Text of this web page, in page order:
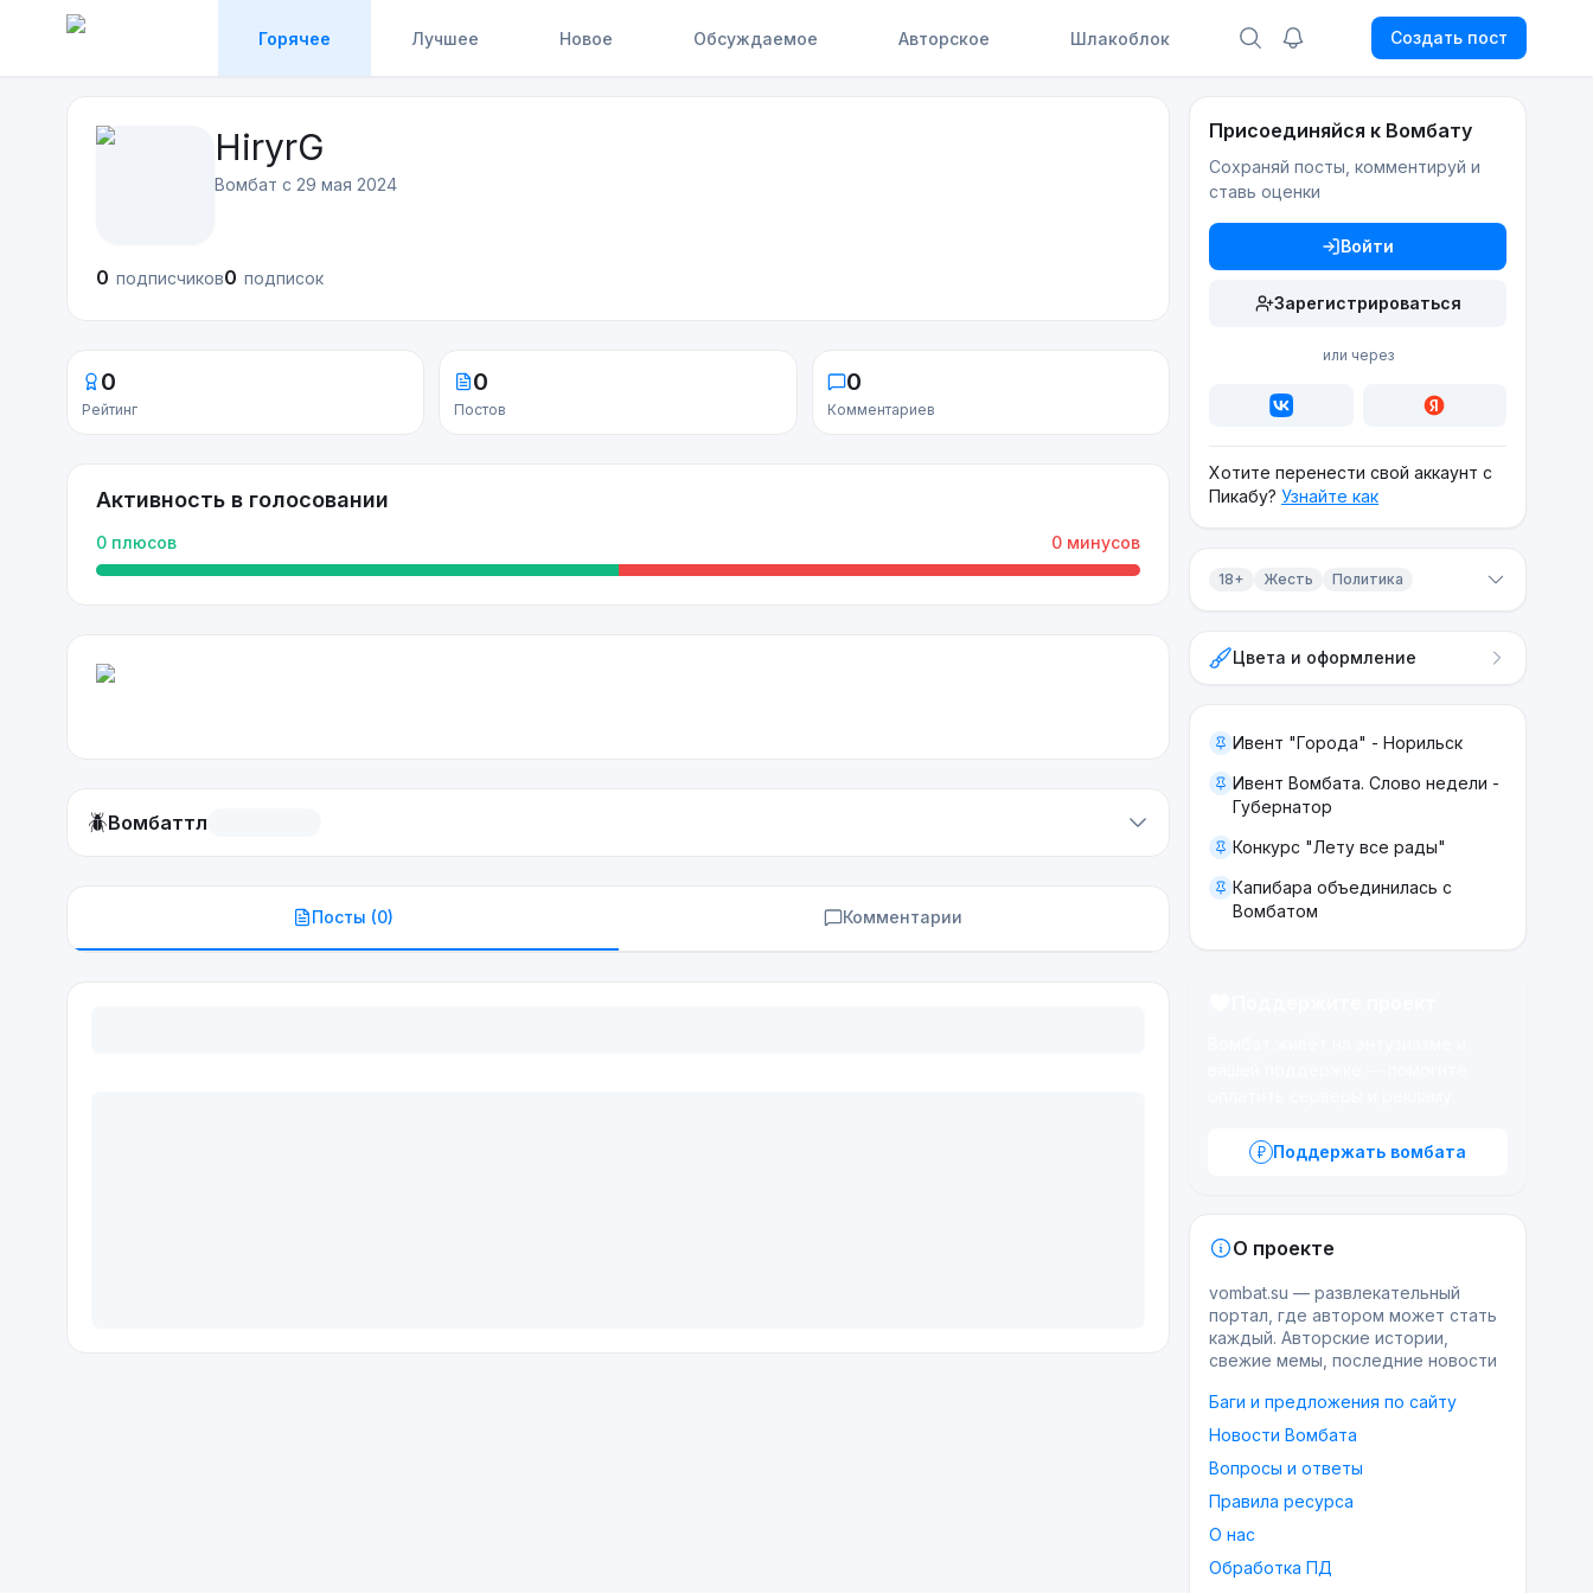
Горячее Лучшее Новое Обсуждаемое Авторское Шлакоблок Создать пост
HiryrG
Вомбат с 29 мая 2024
0 подписчиков0 подписок
0
Рейтинг
0
Постов
0
Комментариев
Активность в голосовании
0 плюсов 0 минусов
🪲Вомбаттл
Посты (0) Комментарии
Присоединяйся к Вомбату
Сохраняй посты, комментируй и
ставь оценки
Войти
Зарегистрироваться
или через
Хотите перенести свой аккаунт с
Пикабу? Узнайте как
18+ Жесть Политика
ЖестьЦвета и оформление
Ивент "Города" - Норильск
Ивент Вомбата. Слово недели -
Губернатор
Конкурс "Лету все рады"
Капибара объединилась с
Вомбатом
Поддержать вомбата
О проекте
vombat.su — развлекательный
портал, где автором может стать
каждый. Авторские истории,
свежие мемы, последние новости
Баги и предложения по сайту
Новости Вомбата
Вопросы и ответы
Правила ресурса
О нас
Обработка ПД